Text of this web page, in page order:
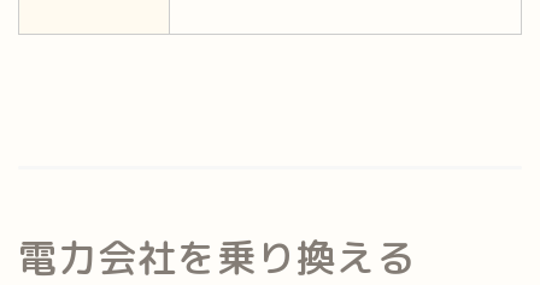
電力会社を乗り換える